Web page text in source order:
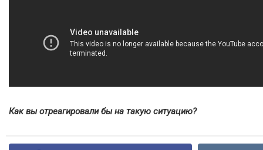
Как вы отреагировали бы на такую ситуацию?